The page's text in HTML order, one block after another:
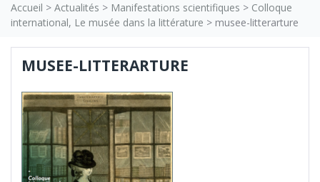
Accueil > Actualités > Manifestations scientifiques > Colloque
international, Le musée dans la littérature > musee-litterarture
MUSEE-LITTERARTURE